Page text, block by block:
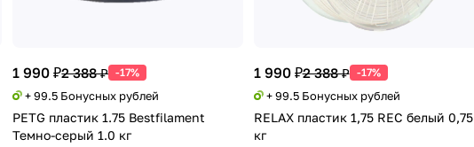
1 990 ₽2 388 ₽ -17%
+ 99.5 Бонусных рублей
PETG пластик 1.75 Bestfilament
Темно-серый 1.0 кг
1 990 ₽2 388 ₽ -17%
+ 99.5 Бонусных рублей
RELAX пластик 1,75 REC белый 0,75
кг